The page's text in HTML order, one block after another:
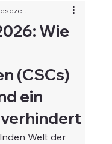
Wie
(CSCs)
ein
Welt der